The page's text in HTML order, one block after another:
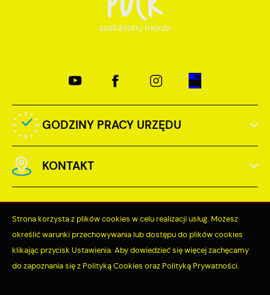
GODZINY PRACY URZĘDU
KONTAKT
Online: 384
Strona korzysta z plików cookies w celu realizacji usług. Możesz
określić warunki przechowywania lub dostępu do plików cookies
klikając przycisk Ustawienia. Aby dowiedzieć się więcej zachęcamy
do zapoznania się z Polityką Cookies oraz Polityką Prywatności.